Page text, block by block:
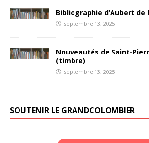
Bibliographie d’Aubert de
septembre 13, 2025
Nouveautés de Saint-
(timbre)
septembre 13, 2025
SOUTENIR LE GRANDCOLOMBIER